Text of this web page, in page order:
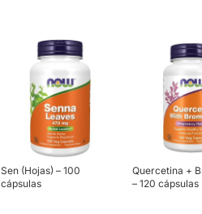
Sen (Hojas) – 100
cápsulas
Quercetina +
– 120 cápsulas